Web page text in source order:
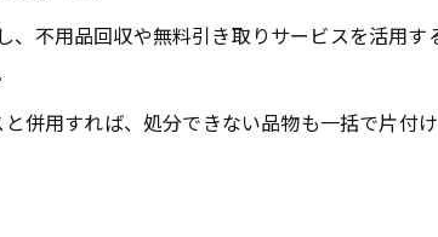
、不用品回収や無料引き取りサービスを活用
併用すれば、処分できない品物も一括で片付